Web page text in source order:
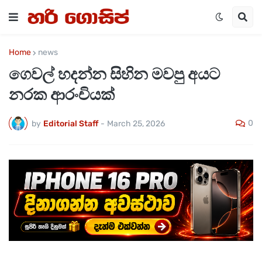
Home news
ගෙවල් හදන්න සිහින මවපු අයට
නරක ආරංචියක්
by Editorial Staff - March 25, 2026 0